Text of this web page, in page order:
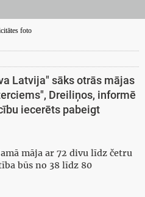
foto
Latvija" sāks otrās mājas
Dreiliņos, informē
iecerēts pabeigt
māja ar 72 divu līdz četru
būs no 38 līdz 80